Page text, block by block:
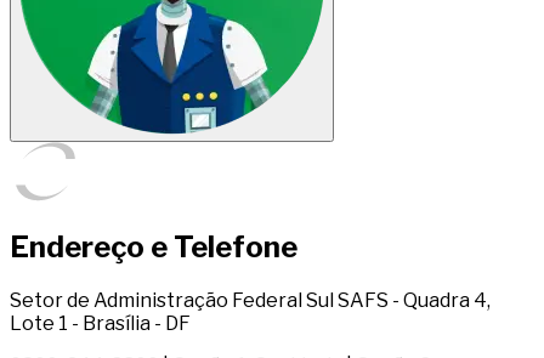
Endereço e Telefone
Setor de Administração Federal Sul SAFS - Quadra 4,
Lote 1 - Brasília - DF